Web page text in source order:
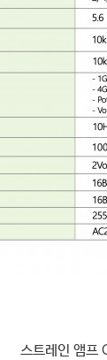
스트레인 앰프